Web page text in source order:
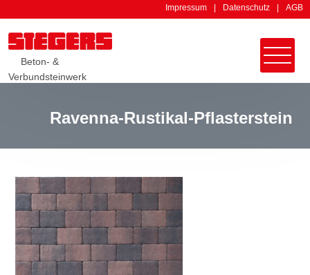
Impressum Datenschutz AGB
Beton- &
Verbundsteinwerk
Ravenna-Rustikal-Pflasterstein